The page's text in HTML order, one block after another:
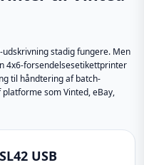
stadig fungere. Men
4x6-forsendelsesetikettprinter
til håndtering af batch-
som Vinted, eBay,
USB